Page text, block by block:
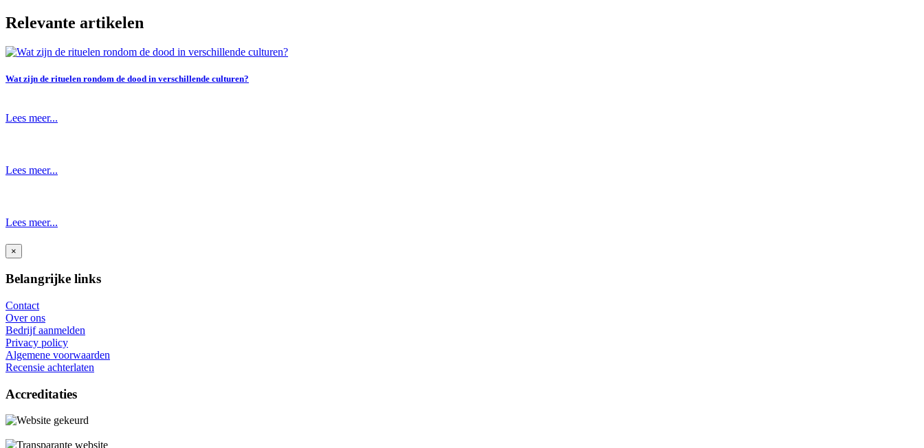
Relevante artikelen
Wat zijn de rituelen rondom de dood in verschillende culturen?
Lees meer...
Lees meer...
Lees meer...
×
Belangrijke links
Contact
Over ons
Bedrijf aanmelden
Privacy policy
Algemene voorwaarden
Recensie achterlaten
Accreditaties